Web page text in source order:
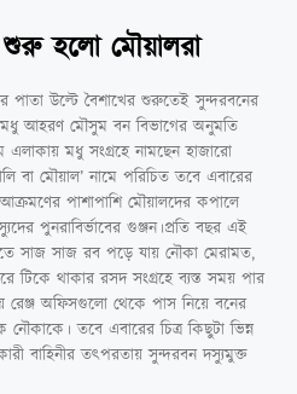
হলো মৌয়ালরা
পাতা উল্টে বৈশাখের শুরুতেই সুন্দরবনের
মধু আহরণ মৌসুম বন বিভাগের অনুমতি
মধু সংগ্রহে নামছেন হাজারো
বা মৌয়াল’ নামে পরিচিত তবে এবারের
আক্রমণের পাশাপাশি মৌয়ালদের কপালে
পুনরাবির্ভাবের গুঞ্জন।‎‎‎প্রতি বছর এই
সাজ সাজ রব পড়ে যায় নৌকা মেরামত,
টিকে থাকার রসদ সংগ্রহে ব্যস্ত সময় পার
অফিসগুলো থেকে পাস নিয়ে বনের
তবে এবারের চিত্র কিছুটা ভিন্ন
বাহিনীর তৎপরতায় সুন্দরবন দস্যুমুক্ত